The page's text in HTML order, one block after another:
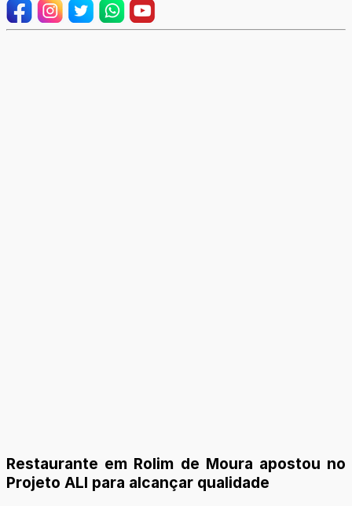
Restaurante em Rolim de Moura apostou no
Projeto ALI para alcançar qualidade